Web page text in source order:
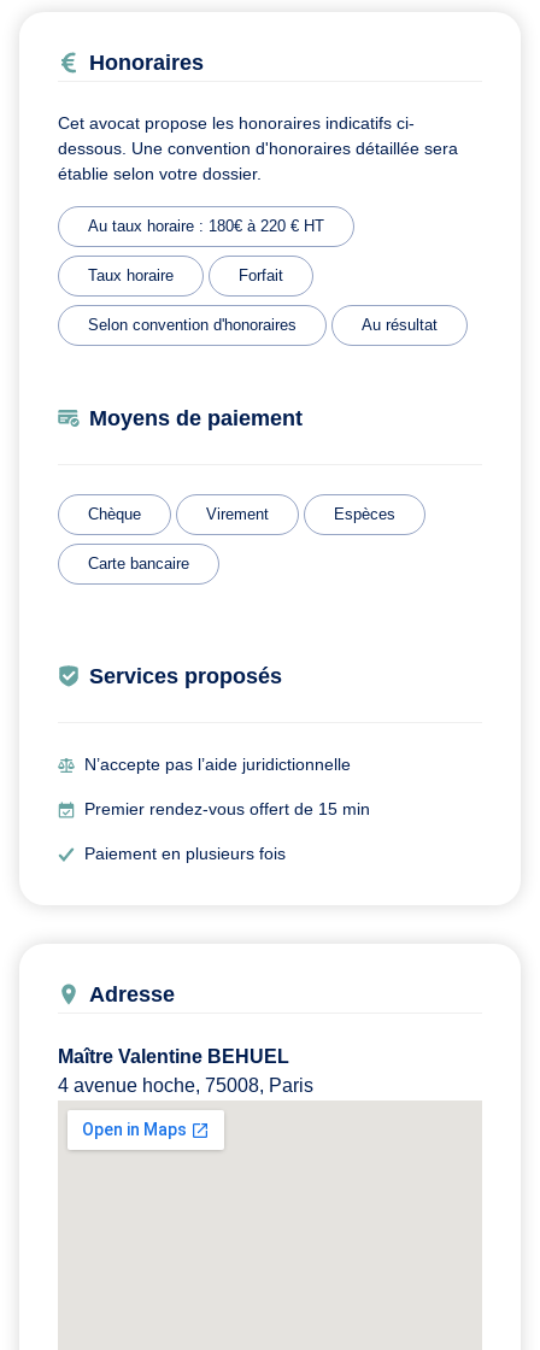
Honoraires
Cet avocat propose les honoraires indicatifs ci-
dessous. Une convention d'honoraires détaillée sera
établie selon votre dossier.
Au taux horaire : 180€ à 220 € HT
Taux horaire Forfait
Selon convention d'honoraires Au résultat
Moyens de paiement
Chèque Virement Espèces
Carte bancaire
Services proposés
N’accepte pas l’aide juridictionnelle
Premier rendez-vous offert de 15 min
Paiement en plusieurs fois
Adresse
Maître Valentine BEHUEL
4 avenue hoche, 75008, Paris